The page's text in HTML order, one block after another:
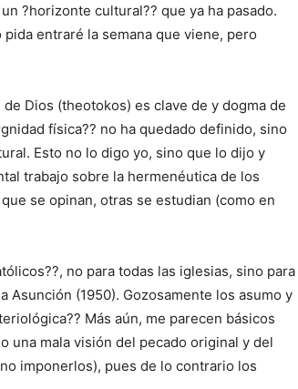
?horizonte cultural?? que ya ha pasado.
entraré la semana que viene, pero
Dios (theotokos) es clave de y dogma de
física?? no ha quedado definido, sino
Esto no lo digo yo, sino que lo dijo y
trabajo sobre la hermenéutica de los
se opinan, otras se estudian (como en
no para todas las iglesias, sino para
Asunción (1950). Gozosamente los asumo y
Más aún, me parecen básicos
una mala visión del pecado original y del
imponerlos), pues de lo contrario los